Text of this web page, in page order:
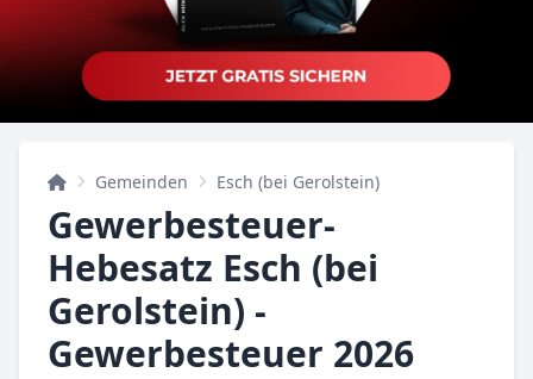
Gemeinden Esch (bei Gerolstein)
Gewerbesteuer-
Hebesatz Esch (bei
Gerolstein) -
Gewerbesteuer 2026